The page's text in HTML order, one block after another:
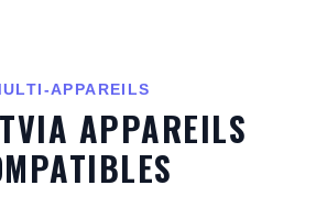
APPAREILS
APPAREILS